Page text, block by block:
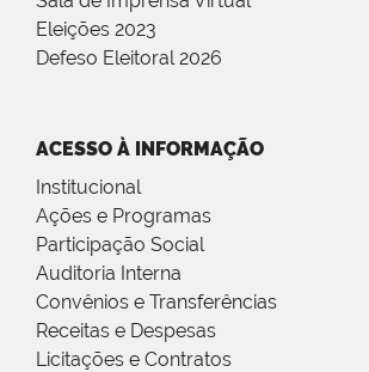
Eleições 2023
Defeso Eleitoral 2026
ACESSO À INFORMAÇÃO
Institucional
Ações e Programas
Participação Social
Auditoria Interna
Convênios e Transferências
Receitas e Despesas
Licitações e Contratos